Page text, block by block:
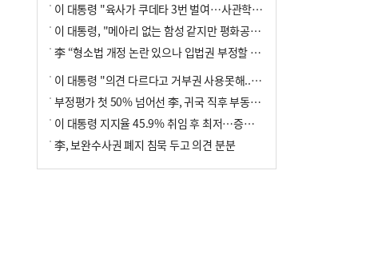
이 대통령 "육사가 쿠데타 3번 벌여…사관학교 통합 신속히 추진"
이 대통령, "메아리 없는 함성 같지만 평화공존책 계속해야"
李 “형소법 개정 논란 있으나 입법권 부정할 만큼은 아냐”(종합)
이 대통령 "의견 다르다고 거부권 사용못해.. 입법권 부정할 상황이라 보기 어려워"
부정평가 첫 50% 넘어선 李, 귀국 직후 부동산·증시 점검(종합)
이 대통령 지지율 45.9% 취임 후 최저…증시 폭락·연임 개헌 논란 영향
李, 보완수사권 폐지 침묵 두고 의견 분분